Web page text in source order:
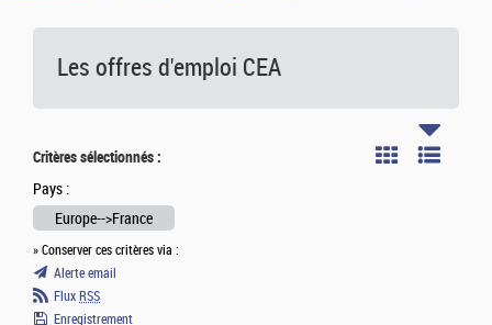
Les offres d'emploi CEA
Critères sélectionnés :
Pays :
Europe-->France
» Conserver ces critères via :
Alerte email
Flux RSS
Enregistrement